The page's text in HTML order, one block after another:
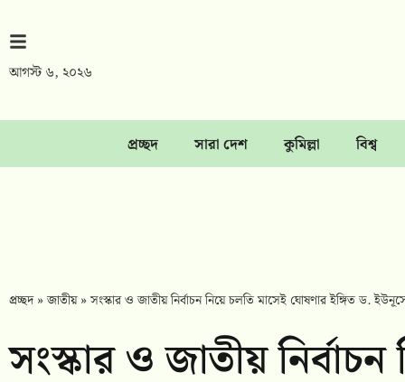
আগস্ট ৬, ২০২৬
প্রচ্ছদ সারা দেশ কুমিল্লা বিশ্ব
প্রচ্ছদ»জাতীয়»সংস্কার ও জাতীয় নির্বাচন নিয়ে চলতি মাসেই ঘোষণার ইঙ্গিত ড.
সংস্কার ও জাতীয়